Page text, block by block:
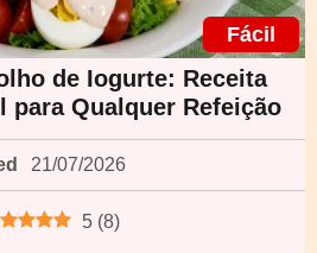
Fácil
de Iogurte: Receita
para Qualquer Refeição
21/07/2026
5 (8)